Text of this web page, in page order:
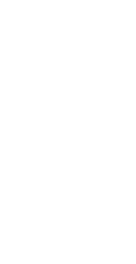
to help us analyze